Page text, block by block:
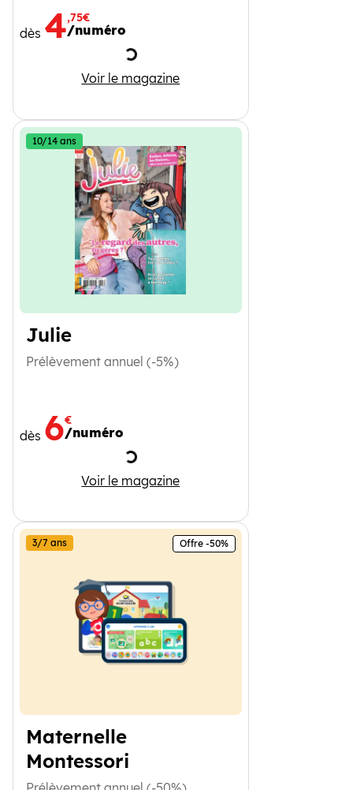
dès 4,75€
/numéro
Chargement
Voir le magazine
Picoti
Julie
10/14 ans
Prélèvement annuel (-5%)
dès 6€
/numéro
Chargement
Voir le magazine
Julie
Maternelle
Montessori
3/7 ans Offre -50%